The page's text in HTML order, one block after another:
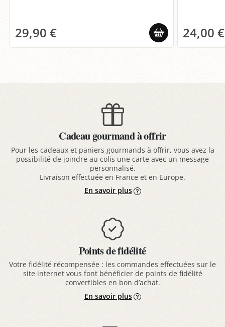
29,90 € 24,00 €
Cadeau gourmand à offrir
Pour les cadeaux et paniers gourmands à offrir, vous avez la
possibilité de joindre au colis une carte avec un message
personnalisé.
Livraison effectuée en France et en Europe.
En savoir plus
Points de fidélité
Votre fidélité récompensée : les commandes effectuées sur le
site internet vous font bénéficier de points de fidélité
convertibles en bon d’achat.
En savoir plus